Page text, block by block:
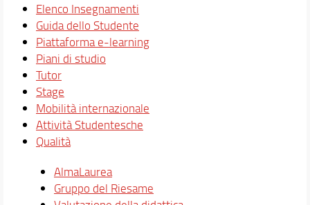
Elenco Insegnamenti
Guida dello Studente
Piattaforma e-learning
Piani di studio
Tutor
Stage
Mobilità internazionale
Attività Studentesche
Qualità
AlmaLaurea
Gruppo del Riesame